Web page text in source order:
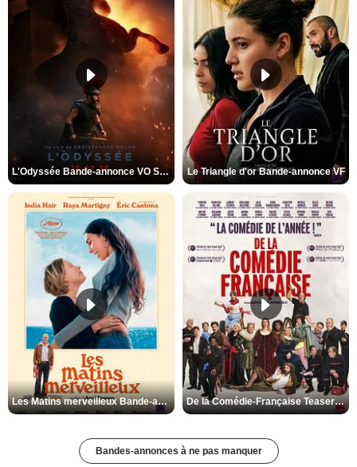
L'Odyssée Bande-annonce VO STFR Le Triangle d'or Bande-annonce VF
Les Matins merveilleux Bande-annonce VF De la Comédie-Française Teaser VF
Bandes-annonces à ne pas manquer